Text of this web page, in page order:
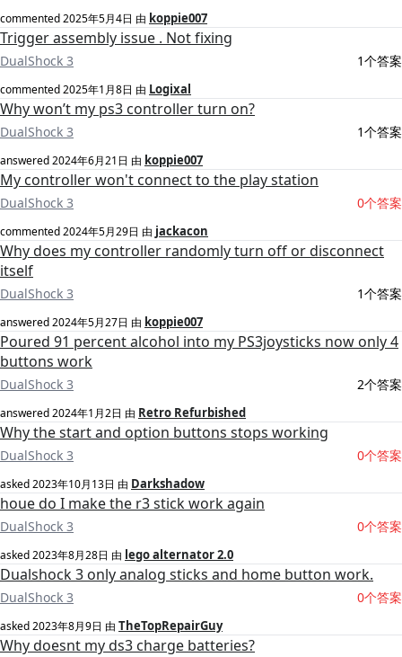
commented2025年5月4日 由 koppie007
Trigger assembly issue . Not fixing
DualShock 3 1个答案
commented2025年1月8日 由 Logixal
Why won’t my ps3 controller turn on?
DualShock 3 1个答案
answered2024年6月21日 由 koppie007
My controller won't connect to the play station
DualShock 3 0个答案
commented2024年5月29日 由 jackacon
Why does my controller randomly turn off or disconnect
itself
DualShock 3 1个答案
answered2024年5月27日 由 koppie007
Poured 91 percent alcohol into my PS3joysticks now only 4
buttons work
DualShock 3 2个答案
answered2024年1月2日 由 Retro Refurbished
Why the start and option buttons stops working
DualShock 3 0个答案
asked2023年10月13日 由 Darkshadow
houe do I make the r3 stick work again
DualShock 3 0个答案
asked2023年8月28日 由 lego alternator 2.0
Dualshock 3 only analog sticks and home button work.
DualShock 3 0个答案
asked2023年8月9日 由 TheTopRepairGuy
Why doesnt my ds3 charge batteries?